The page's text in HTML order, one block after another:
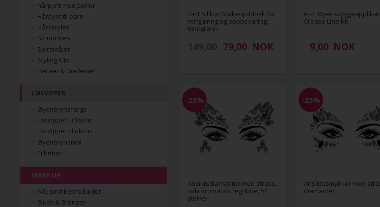
2-i-1 Silikon Makeup-blokk for
rengjøring og oppbevaring,
Mintgrønn
79,00 NOK
6-i-1
Crease Line Kit
9,00 NOK
-25%
Ansiktsdiamanter med strass,
sølv kromatisk regnbue, 52
steiner
-25%
Ansiktssmykker med
diamanter
hårpynt med perler
Hårpynt til barn
Hårsløyfer
Scrunchies
Spiralnåler
Styling Kits
Tiaraer & Diademer
LØSVIPPER
Øyenbrynsfarge
Løsvipper - Classic
Løsvipper - Luksus
Øyenbrynsmal
Tilbehør
MAKE UP
Alle sminkeprodukter
Blush & Bronzer